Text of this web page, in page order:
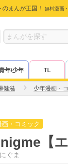
まんが王国！ 無料漫画
年/少年 TL
健滋 少年漫画・
画・コミック
【エ
ぐま